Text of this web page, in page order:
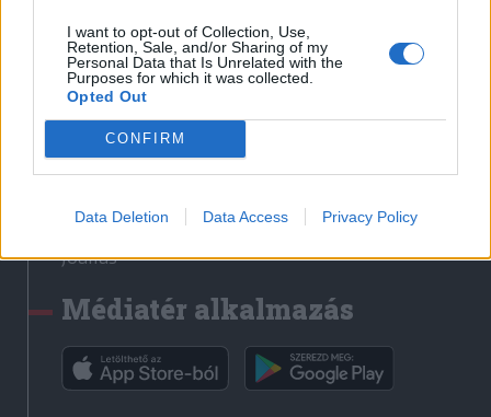
I want to opt-out of Collection, Use,
Retention, Sale, and/or Sharing of my
Personal Data that Is Unrelated with the
Purposes for which it was collected.
Opted Out
CONFIRM
Data Deletion Data Access Privacy Policy
Liget
Krónika
Bihari Napló
Erdélyi Napló
Főtér
Rádió GaGa
Jóállás
Médiatér alkalmazás